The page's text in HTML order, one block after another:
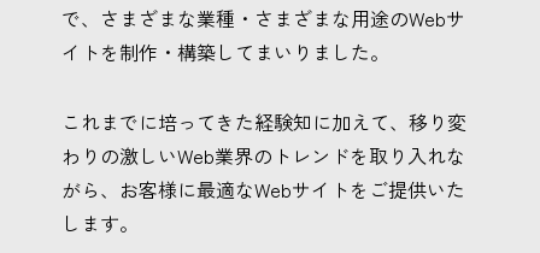
で、さまざまな業種・さまざまな用途のWebサ
イトを制作・構築してまいりました。
これまでに培ってきた経験知に加えて、移り変
わりの激しいWeb業界のトレンドを取り入れな
がら、お客様に最適なWebサイトをご提供いた
します。